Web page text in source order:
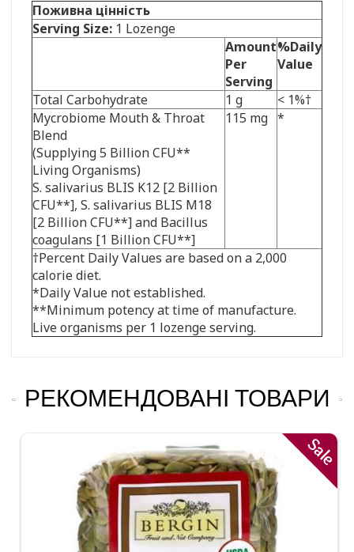
Поживна цінність
Serving Size: 1 Lozenge
Amount
Per
Serving
%Daily
Value
Total Carbohydrate 1 g
< 1%†
Mycrobiome Mouth & Throat
Blend
(Supplying 5 Billion CFU**
Living Organisms)
S. salivarius BLIS K12 [2 Billion
CFU**], S. salivarius BLIS M18
[2 Billion CFU**] and Bacillus
coagulans [1 Billion CFU**]
115 mg *
†Percent Daily Values are based on a 2,000
calorie diet.
*Daily Value not established.
**Minimum potency at time of manufacture.
Live organisms per 1 lozenge serving.
РЕКОМЕНДОВАНІ ТОВАРИ
Sale